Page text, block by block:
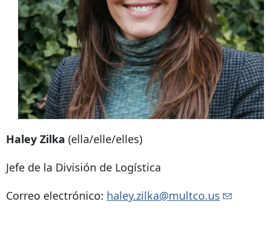
Haley Zilka (ella/elle/elles)
Jefe de la División de Logística
Correo electrónico: haley.zilka@multco.us